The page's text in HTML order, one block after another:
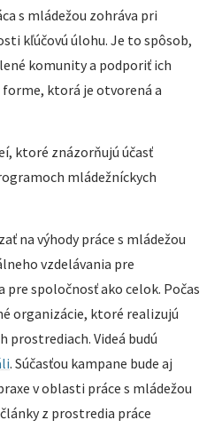
s mládežou zohráva pri
kľúčovú úlohu. Je to spôsob,
komunity a podporiť ich
ktorá je otvorená a
ktoré znázorňujú účasť
mládežníckych
na výhody práce s mládežou
vzdelávania pre
pre spoločnosť ako celok. Počas
organizácie, ktoré realizujú
prostrediach. Videá budú
. Súčasťou kampane bude aj
v oblasti práce s mládežou
z prostredia práce